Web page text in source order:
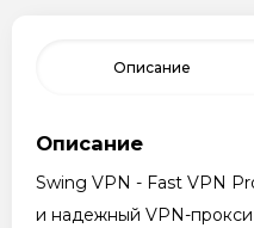
Описание
Описание
Swing VPN - Fast VPN
и надежный VPN-